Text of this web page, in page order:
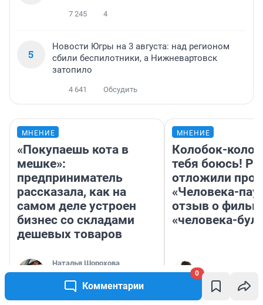
Комментарии
0
7 245 4
5
Новости Югры на 3 августа: над регионом
сбили беспилотники, а Нижневартовск
затопило
4 641 Обсудить
МНЕНИЕ
«Покупаешь кота в
мешке»:
предприниматель
рассказала, как на
самом деле устроен
бизнес со складами
дешевых товаров
Наталья Шорохова
Открыла кофейную точку на
деньги соцразвития
МНЕНИЕ
Колобок-
тебя боюсь!
отложили
«Человека-
отзыв о
«человека-